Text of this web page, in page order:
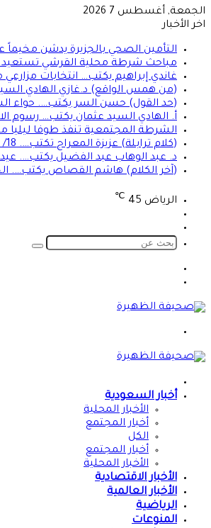
الجمعة, أغسطس 7 2026
اخر الأخبار
التأمين الصحي بالجزيرة يدشن
مباحث شرطة محلية القرشي
غاندي إبراهيم يكتب… انتخابات
(من همس الواقع) د.غازي الهادي
(حد القول) حسن السر يكتب…. حواء
أ. الهادي السيد عثمان يكتب… رسوم
الشرطة المجتمعية تنفذ طوفا
(كلام ترابلة) عزيزة المعراج تكتب…. 18/ اغسطس المحفل الزراعي الديمقراطي والمصري!!
د. عبد الوهاب عبد الفضيل يكتب….
(آخر الكلام) هاشم القصاص يكتب….
الرياض 45
℃
المظلم
بحث
أخبار السعودية
الأخبار المحلية
أخبار المجتمع
الكل
أخبار المجتمع
الأخبار المحلية
الأخبار الاقتصادية
الأخبار العالمية
الرياضية
المنوعات